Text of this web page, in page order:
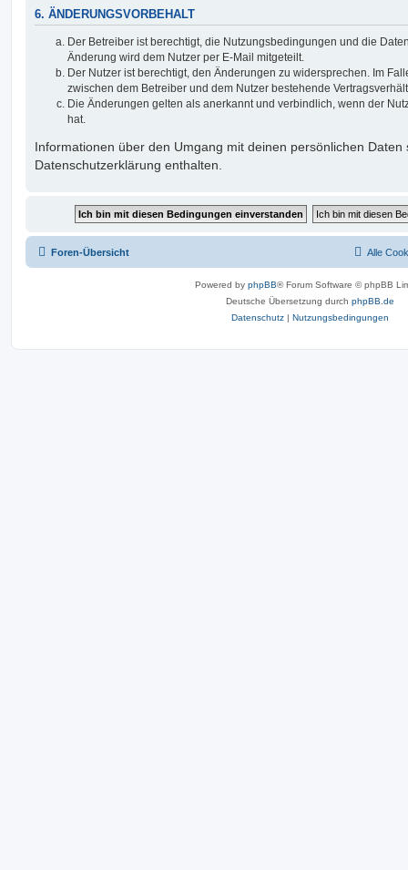
6. ÄNDERUNGSVORBEHALT
Der Betreiber ist berechtigt, die Nutzungsbedingungen und die
Änderung wird dem Nutzer per E-Mail mitgeteilt.
Der Nutzer ist berechtigt, den Änderungen zu widersprechen. Im
zwischen dem Betreiber und dem Nutzer bestehende
Die Änderungen gelten als anerkannt und verbindlich, wenn der
hat.
Informationen über den Umgang mit deinen persönlichen Daten
Datenschutzerklärung enthalten.
Foren-Übersicht Alle
Powered by phpBB® Forum Software © phpBB
Deutsche Übersetzung durch phpBB.de
Datenschutz | Nutzungsbedingungen